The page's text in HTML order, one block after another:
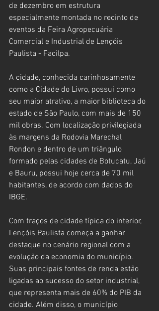
de dezembro em estrutura
especialmente montada no recinto de
eventos da Feira Agropecuária
Comercial e Industrial de Lençóis
Paulista - Facilpa.
A cidade, conhecida carinhosamente
como a Cidade do Livro, possui como
seu maior atrativo, a maior biblioteca do
estado de São Paulo, com mais de 150
mil obras. Com localização privilegiada
às margens da Rodovia Marechal
Rondon e dentro de um triângulo
formado pelas cidades de Botucatu, Jaú
e Bauru, possui hoje cerca de 70 mil
habitantes, de acordo com dados do
IBGE.
Com traços de cidade típica do interior,
Lençóis Paulista começa a ganhar
destaque no cenário regional com a
evolução da economia do município.
Suas principais fontes de renda estão
ligadas ao sucesso do setor industrial,
que representa mais de 60% do PIB da
cidade. Além disso, o município